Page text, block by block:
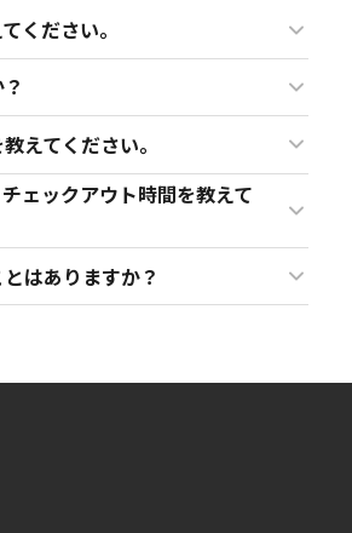
ください。
えてください。
ェックアウト時間を教えて
はありますか？